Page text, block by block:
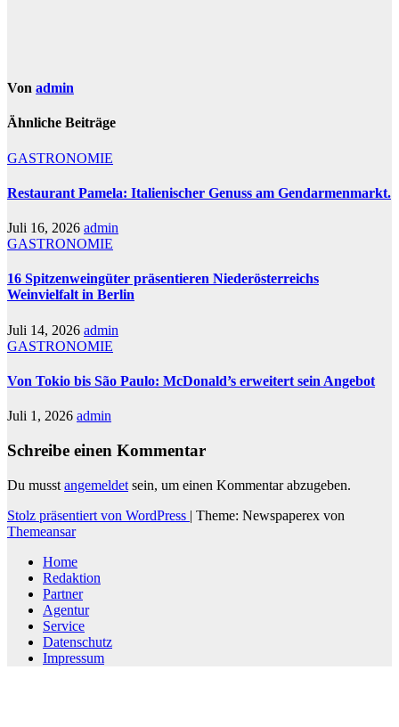
Von admin
Ähnliche Beiträge
GASTRONOMIE
Restaurant Pamela: Italienischer Genuss am Gendarmenmarkt.
Juli 16, 2026 admin
GASTRONOMIE
16 Spitzenweingüter präsentieren Niederösterreichs
Weinvielfalt in Berlin
Juli 14, 2026 admin
GASTRONOMIE
Von Tokio bis São Paulo: McDonald’s erweitert sein Angebot
Juli 1, 2026 admin
Schreibe einen Kommentar
Du musst angemeldet sein, um einen Kommentar abzugeben.
Stolz präsentiert von WordPress | Theme: Newspaperex von
Themeansar
Home
Redaktion
Partner
Agentur
Service
Datenschutz
Impressum